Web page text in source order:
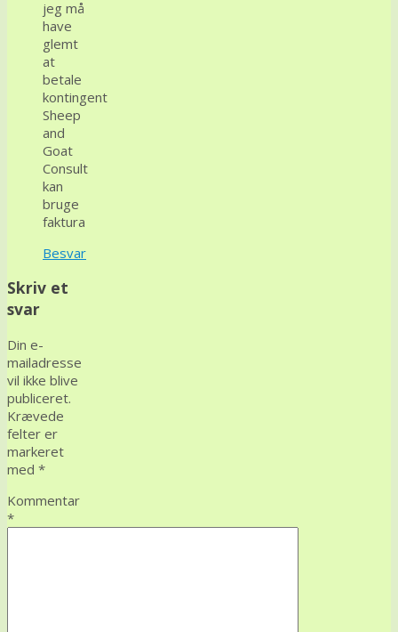
jeg må
have
glemt
at
betale
kontingent
Sheep
and
Goat
Consult
kan
bruge
faktura
Besvar
Skriv et
svar
Din e-
mailadresse
vil ikke blive
publiceret.
Krævede
felter er
markeret
med *
Kommentar
*